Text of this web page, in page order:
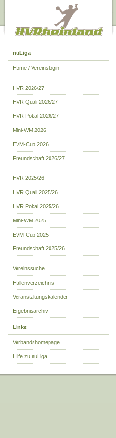
nuLiga
Home / Vereinslogin
HVR 2026/27
HVR Quali 2026/27
HVR Pokal 2026/27
Mini-WM 2026
EVM-Cup 2026
Freundschaft 2026/27
HVR 2025/26
HVR Quali 2025/26
HVR Pokal 2025/26
Mini-WM 2025
EVM-Cup 2025
Freundschaft 2025/26
Vereinssuche
Hallenverzeichnis
Veranstaltungskalender
Ergebnisarchiv
Links
Verbandshomepage
Hilfe zu nuLiga